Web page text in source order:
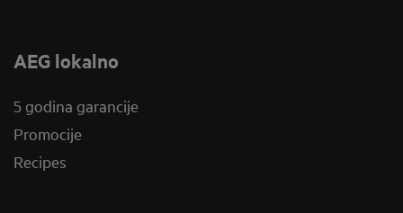
AEG lokalno
5 godina garancije
Promocije
Recipes